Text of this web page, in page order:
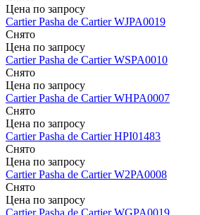
Цена по запросу
CartierPasha de CartierWJPA0019
Снято
Цена по запросу
CartierPasha de CartierWSPA0010
Снято
Цена по запросу
CartierPasha de CartierWHPA0007
Снято
Цена по запросу
CartierPasha de CartierHPI01483
Снято
Цена по запросу
CartierPasha de CartierW2PA0008
Снято
Цена по запросу
CartierPasha de CartierWGPA0019